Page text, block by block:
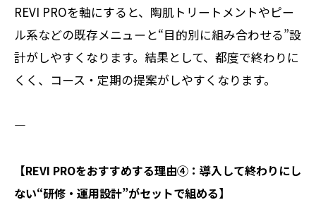
REVI PROを軸にすると、陶肌トリートメントやピー
ル系などの既存メニューと“目的別に組み合わせる”設
計がしやすくなります。結果として、都度で終わりに
くく、コース・定期の提案がしやすくなります。
――――――――――
【REVI PROをおすすめする理由④：導入して終わりにし
ない“研修・運用設計”がセットで組める】